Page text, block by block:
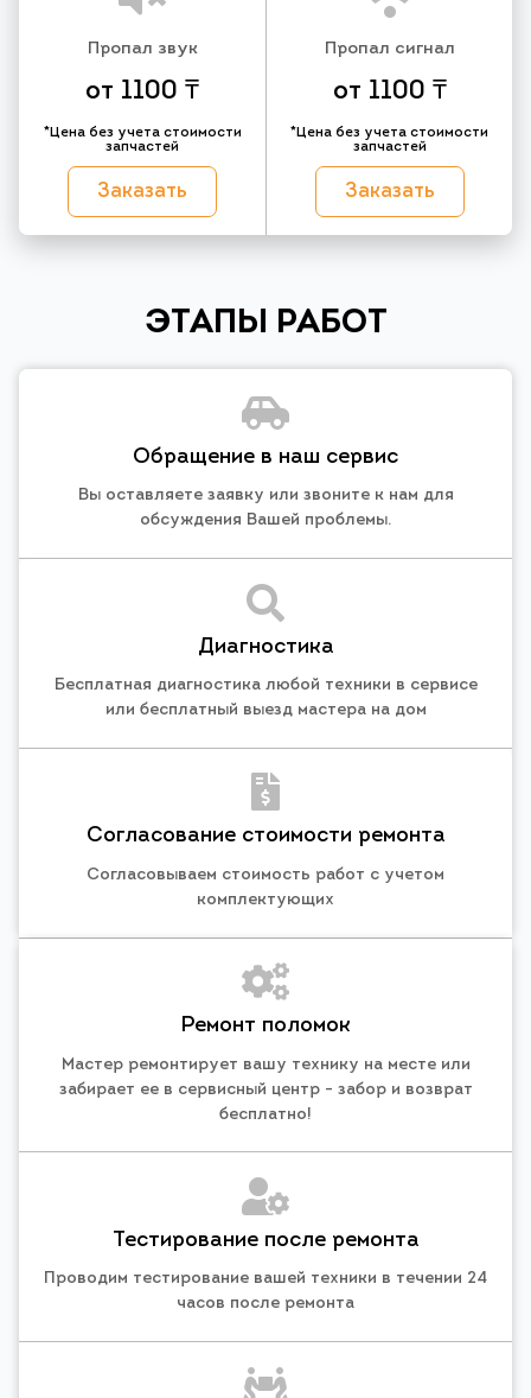
Пропал звук
от 1100 ₸
*Цена без учета стоимости
запчастей
Заказать
Пропал сигнал
от 1100 ₸
*Цена без учета стоимости
запчастей
Заказать
ЭТАПЫ РАБОТ
Обращение в наш сервис
Вы оставляете заявку или звоните к нам для
обсуждения Вашей проблемы.
Диагностика
Бесплатная диагностика любой техники в сервисе
или бесплатный выезд мастера на дом
Согласование стоимости ремонта
Согласовываем стоимость работ с учетом
комплектующих
Ремонт поломок
Мастер ремонтирует вашу технику на месте или
забирает ее в сервисный центр - забор и возврат
бесплатно!
Тестирование после ремонта
Проводим тестирование вашей техники в течении 24
часов после ремонта